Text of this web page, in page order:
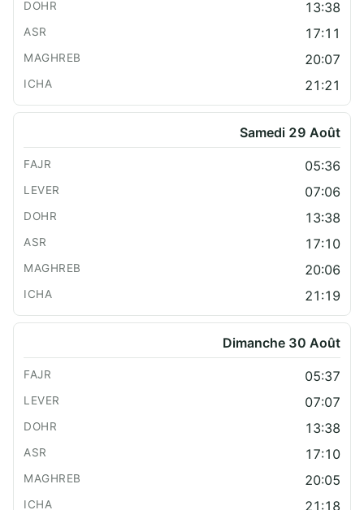
13:38
17:11
20:07
21:21
Samedi 29 Août
05:36
07:06
13:38
17:10
20:06
21:19
Dimanche 30 Août
05:37
07:07
13:38
17:10
20:05
21:18